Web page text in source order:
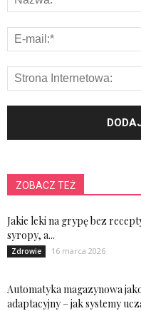
ZOBACZ TEŻ
Jakie leki na grypę bez
syropy, a...
Zdrowie 16 marca 2026
Automatyka magazynowa
adaptacyjny – jak systemy